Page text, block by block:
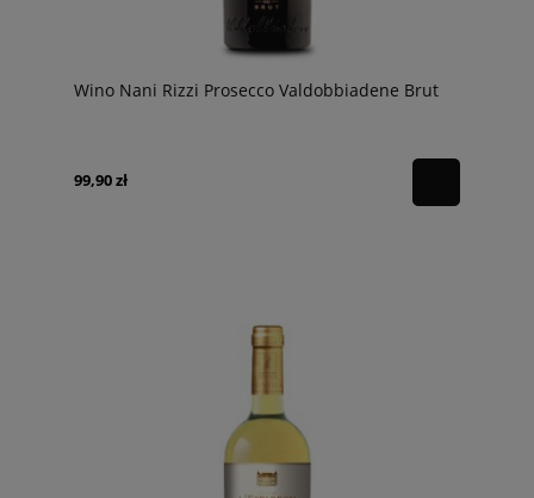
Wino Nani Rizzi Prosecco Valdobbiadene Brut
99,90 zł